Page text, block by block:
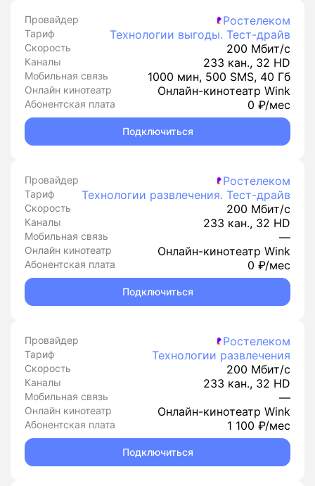
Провайдер Ростелеком
Тариф Технологии выгоды. Тест-драйв
Скорость 200 Мбит/с
Каналы 233 кан., 32 HD
Мобильная связь 1000 мин, 500 SMS, 40 Гб
Онлайн кинотеатр Онлайн-кинотеатр Wink
Абонентская плата 0 ₽/мес
Подключиться
Провайдер Ростелеком
Тариф Технологии развлечения. Тест-драйв
Скорость 200 Мбит/с
Каналы 233 кан., 32 HD
Мобильная связь —
Онлайн кинотеатр Онлайн-кинотеатр Wink
Абонентская плата 0 ₽/мес
Подключиться
Провайдер Ростелеком
Тариф Технологии развлечения
Скорость 200 Мбит/с
Каналы 233 кан., 32 HD
Мобильная связь —
Онлайн кинотеатр Онлайн-кинотеатр Wink
Абонентская плата 1 100 ₽/мес
Подключиться